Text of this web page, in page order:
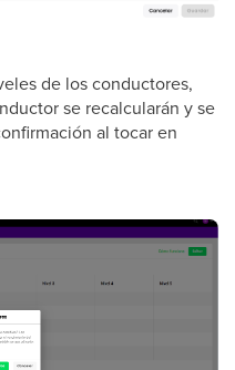
de los conductores,
se recalcularán y se
al tocar en